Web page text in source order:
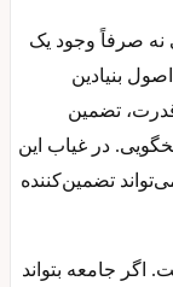
نه صرفاً وجود یک
بنیادین
تضمین
در غیاب این
تضمین‌کننده
اگر جامعه بتواند